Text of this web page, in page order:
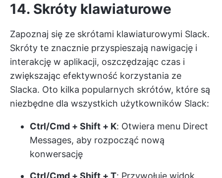
14. Skróty klawiaturowe
Zapoznaj się ze skrótami klawiaturowymi Slack.
Skróty te znacznie przyspieszają nawigację i
interakcję w aplikacji, oszczędzając czas i
zwiększając efektywność korzystania ze
Slacka. Oto kilka popularnych skrótów, które są
niezbędne dla wszystkich użytkowników Slack:
Ctrl/Cmd + Shift + K: Otwiera menu Direct
Messages, aby rozpocząć nową
konwersację
Ctrl/Cmd + Shift + T: Przywołuje widok